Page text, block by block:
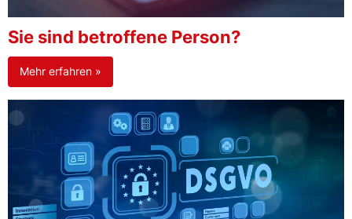
Sie sind betroffene Person?
Mehr erfahren »